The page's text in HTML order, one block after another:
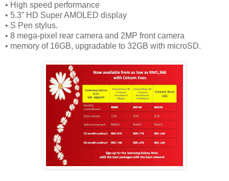
• High speed performance
• 5.3” HD Super AMOLED display
• S Pen stylus.
• 8 mega-pixel rear camera and 2MP front camera
• memory of 16GB, upgradable to 32GB with microSD.